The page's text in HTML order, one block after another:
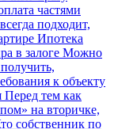
частями
подходит,
Ипотека
в залоге Можно
к объекту
Перед тем как
на вторичке,
собственник по